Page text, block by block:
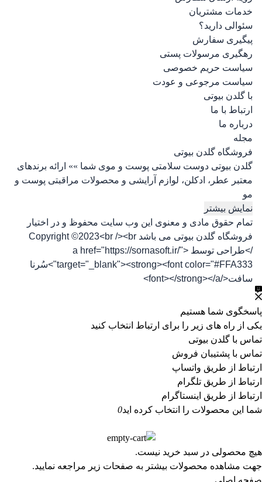
خدمات مشتریان
سئوالی دارید؟
پیگیری سفارش
رهگیری مرسولات پستی
سیاست حریم خصوصی
سیاست مرجوعی و عودت
با گلدن بیوتی
ارتباط با ما
درباره ما
مجله
فروشگاه گلدن بیوتی
گلدن بیوتی دوست سلامتی پوست و موی شما »» ارائه برندهای
معتبر عطر، ادکلن، لوازم آرایشی و محصولات مراقبتی پوست و
مو
نمایش بیشتر
تمام حقوق مادی و معنوی این وب سایت محفوظ و در اختیار
فروشگاه گلدن بیوتی می باشد Copyright ©2023<br /><br
/>طراحی توسط <a href="https://sornasoft.ir/"
target="_blank"><strong><font color="#FFA333">سُرنا
سافت</font></strong></a>
پاسخگوی شما هستیم
یکی از راه های زیر را برای ارتباط انتخاب کنید
تماس با گلدن بیوتی
تماس با پشتیبان فروش
ارتباط از طریق واتساپ
ارتباط از طریق تلگرام
ارتباط از طریق اینستاگرام
شما این محصولات را انتخاب کرده اید0
هیچ محصولی در سبد خرید نیست.
جهت مشاهده محصولات بیشتر به صفحات زیر مراجعه نمایید.
صفحه اصلی